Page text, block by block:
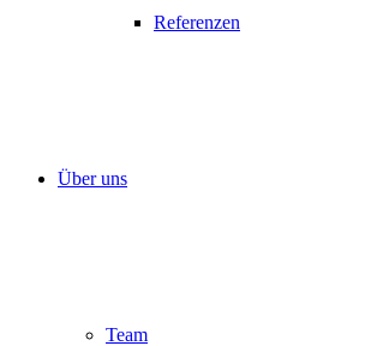
Referenzen
Über uns
Team